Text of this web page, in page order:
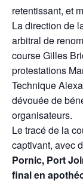
retentissant, et
La direction de
arbitral de
course Gilles
protestations
Technique
dévouée de
organisateurs.
Le tracé de la
captivant, avec
Pornic, Port
final en